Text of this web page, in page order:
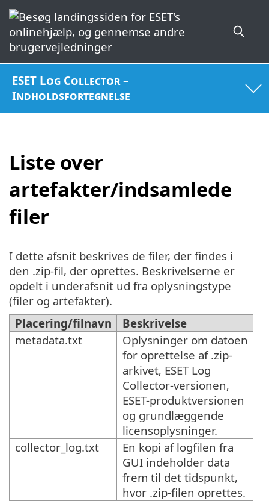
ESET Log Collector –
Indholdsfortegnelse
Liste over
artefakter/indsamlede
filer
I dette afsnit beskrives de filer, der findes i
den .zip-fil, der oprettes. Beskrivelserne er
opdelt i underafsnit ud fra oplysningstype
(filer og artefakter).
Placering/filnavn
Beskrivelse
metadata.txt
Oplysninger om datoen
for oprettelse af .zip-
arkivet, ESET Log
Collector-versionen,
ESET-produktversionen
og grundlæggende
licensoplysninger.
collector_log.txt
En kopi af logfilen fra
GUI indeholder data
frem til det tidspunkt,
hvor .zip-filen oprettes.